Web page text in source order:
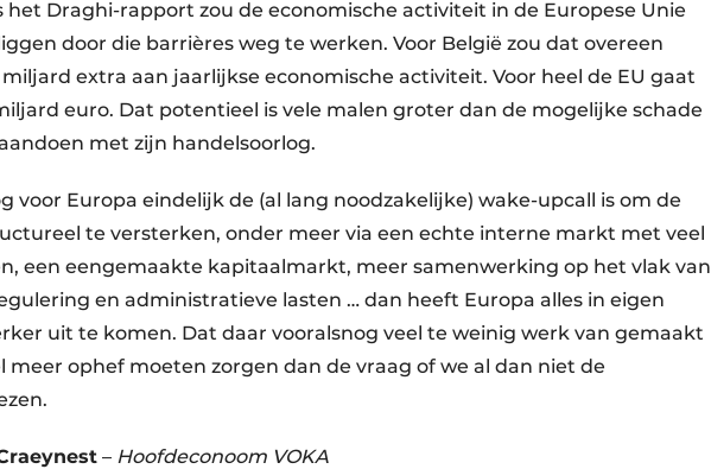
het Draghi-rapport zou de economische activiteit in de Europese Unie
door die barrières weg te werken. Voor België zou dat overeen
miljard extra aan jaarlijkse economische activiteit. Voor heel de EU gaat
euro. Dat potentieel is vele malen groter dan de mogelijke schade
met zijn handelsoorlog.
voor Europa eindelijk de (al lang noodzakelijke) wake-upcall is om de
te versterken, onder meer via een echte interne markt met veel
een eengemaakte kapitaalmarkt, meer samenwerking op het vlak van
en administratieve lasten … dan heeft Europa alles in eigen
uit te komen. Dat daar vooralsnog veel te weinig werk van gemaakt
meer ophef moeten zorgen dan de vraag of we al dan niet de
– Hoofdeconoom VOKA